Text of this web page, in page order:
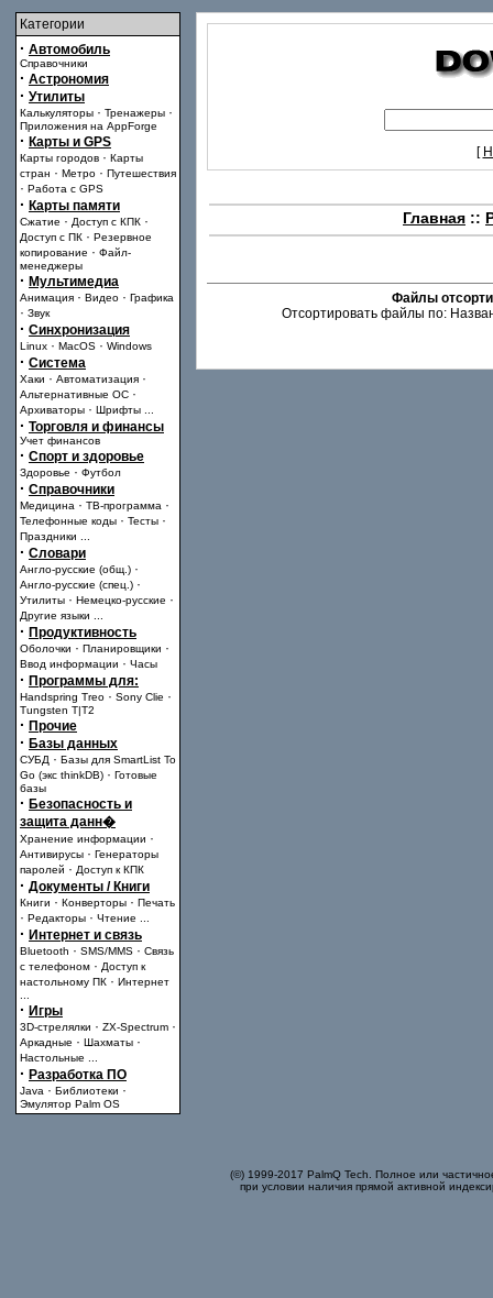
Категории
· Автомобиль
Справочники
· Астрономия
· Утилиты
Калькуляторы · Тренажеры ·
Приложения на AppForge
· Карты и GPS
Карты городов · Карты
стран · Метро · Путешествия
· Работа с GPS
· Карты памяти
Сжатие · Доступ с КПК ·
Доступ с ПК · Резервное
копирование · Файл-
менеджеры
· Мультимедиа
Анимация · Видео · Графика
· Звук
· Синхронизация
Linux · MacOS · Windows
· Система
Хаки · Автоматизация ·
Альтернативные ОС ·
Архиваторы · Шрифты
· Торговля и финансы
Учет финансов
· Спорт и здоровье
Здоровье · Футбол
· Справочники
Медицина · ТВ-программа ·
Телефонные коды · Тесты ·
Праздники
· Словари
Англо-русские (общ.) ·
Англо-русские (спец.) ·
Утилиты · Немецко-русские ·
Другие языки
· Продуктивность
Оболочки · Планировщики ·
Ввод информации · Часы
· Программы для:
Handspring Treo · Sony Clie ·
Tungsten T|T2
· Прочие
· Базы данных
СУБД · Базы для SmartList To
Go (экс thinkDB) · Готовые
базы
· Безопасность и
защита данн�
Хранение информации ·
Антивирусы · Генераторы
паролей · Доступ к КПК
· Документы / Книги
Книги · Конверторы · Печать
· Редакторы · Чтение
· Интернет и связь
Bluetooth · SMS/MMS · Связь
с телефоном · Доступ к
настольному ПК · Интернет
· Игры
3D-стрелялки · ZX-Spectrum ·
Аркадные · Шахматы ·
Настольные
· Разработка ПО
Java · Библиотеки ·
Эмулятор Palm OS
[
Главная ::
Файлы
Отсортировать файлы по:
(©) 1999-2017 PalmQ Tech. Полное или
при условии наличия прямой активной